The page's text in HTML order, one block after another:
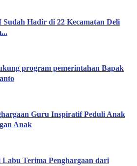
Hadir di 22 Kecamatan Deli
program pemerintahan Bapak
Guru Inspiratif Peduli Anak
Anak
Terima Penghargaan dari